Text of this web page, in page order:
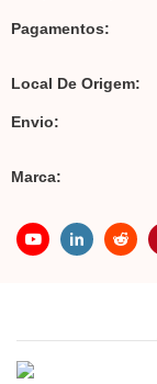
Pagamentos:
Local De Origem:
Envio:
Marca: